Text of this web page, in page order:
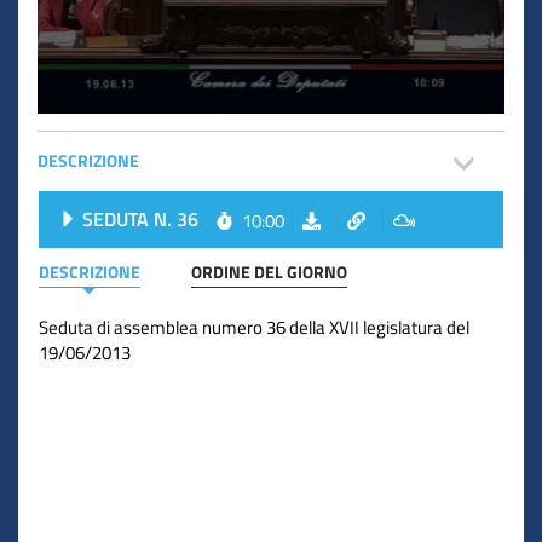
DESCRIZIONE
SEDUTA N. 36 10:00
DESCRIZIONE ORDINE DEL GIORNO
Seduta di assemblea numero 36 della XVII legislatura del
19/06/2013